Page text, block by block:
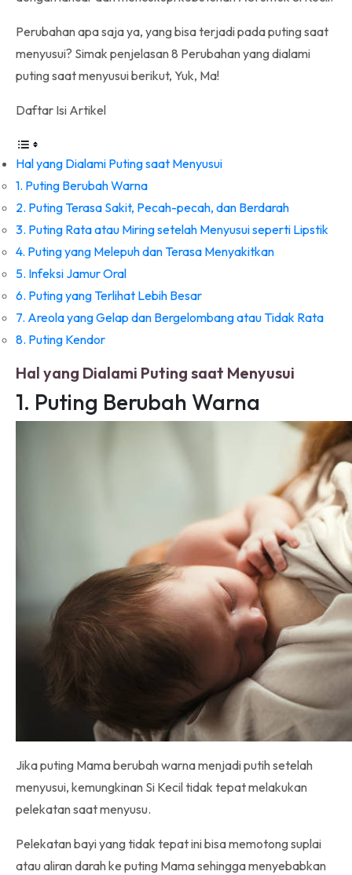
Perubahan apa saja ya, yang bisa terjadi pada puting saat
menyusui? Simak penjelasan 8 Perubahan yang dialami
puting saat menyusui berikut, Yuk, Ma!
Daftar Isi Artikel
Hal yang Dialami Puting saat Menyusui
1. Puting Berubah Warna
2. Puting Terasa Sakit, Pecah-pecah, dan Berdarah
3. Puting Rata atau Miring setelah Menyusui seperti Lipstik
4. Puting yang Melepuh dan Terasa Menyakitkan
5. Infeksi Jamur Oral
6. Puting yang Terlihat Lebih Besar
7. Areola yang Gelap dan Bergelombang atau Tidak Rata
8. Puting Kendor
Hal yang Dialami Puting saat Menyusui
1. Puting Berubah Warna
Jika puting Mama berubah warna menjadi putih setelah
menyusui, kemungkinan Si Kecil tidak tepat melakukan
pelekatan saat menyusu.
Pelekatan bayi yang tidak tepat ini bisa memotong suplai
atau aliran darah ke puting Mama sehingga menyebabkan